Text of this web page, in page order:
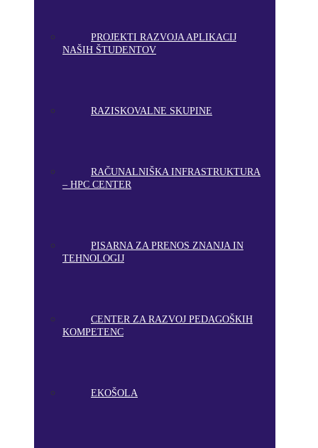
PROJEKTI RAZVOJA APLIKACIJ
NAŠIH ŠTUDENTOV
RAZISKOVALNE SKUPINE
RAČUNALNIŠKA INFRASTRUKTURA
– HPC CENTER
PISARNA ZA PRENOS ZNANJA IN
TEHNOLOGIJ
CENTER ZA RAZVOJ PEDAGOŠKIH
KOMPETENC
EKOŠOLA